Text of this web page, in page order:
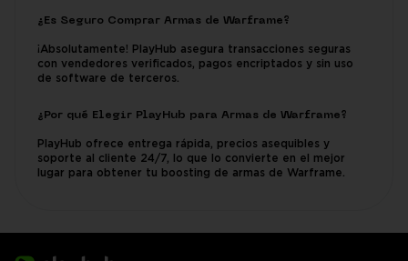
¿Es Seguro Comprar Armas de Warframe?
¡Absolutamente! PlayHub asegura transacciones seguras
con vendedores verificados, pagos encriptados y sin uso
de software de terceros.
¿Por qué Elegir PlayHub para Armas de Warframe?
PlayHub ofrece entrega rápida, precios asequibles y
soporte al cliente 24/7, lo que lo convierte en el mejor
lugar para obtener tu boosting de armas de Warframe.